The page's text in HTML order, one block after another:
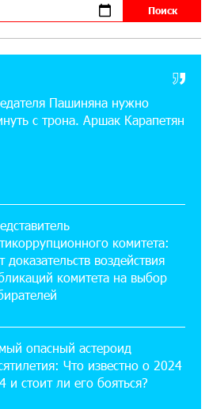
и оформление в мобильном
2026
Rate.Trading на Seaside Startup
представил инновационное
2026
открытие Khachaturian Rooftop
IDBank
упустил свой шанс уйти
Аршак Карапетян
2026
Пашиняна нужно
с трона. Аршак Карапетян
комитета:
доказательств воздействия
комитета на выбор
опасный астероид
Что известно о 2024
и стоит ли его бояться?